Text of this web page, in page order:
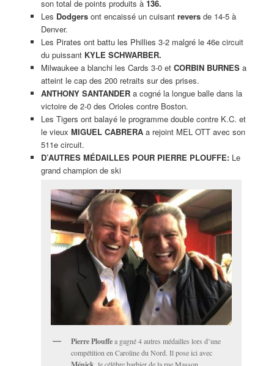
son total de points produits à 136.
Les Dodgersont encaissé un cuisant reversde 14-5 à
Denver.
Les Pirates ont battu les Phillies 3-2 malgré le 46e circuit
du puissant KYLE SCHWARBER.
Milwaukee a blanchi les Cards 3-0 et CORBIN BURNESa
atteint le cap des 200 retraits sur des prises.
ANTHONY SANTANDERa cogné la longue balle dans la
victoire de 2-0 des Orioles contre Boston.
Les Tigers ont balayé le programme double contre K.C. et
le vieux MIGUEL CABRERAa rejoint MEL OTT avec son
511e circuit.
D’AUTRES MÉDAILLES POUR PIERRE PLOUFFE: Le
grand champion de ski
Pierre Plouffea gagné 4 autres médailles lors d’une
compétition en Caroline du Nord. Il pose ici avec